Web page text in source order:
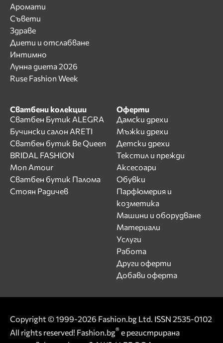
Аромати
Съвети
Здраве
Диети и отслабване
Интимно
Лунна диета 2026
Ruse Fashion Week
Сватбени колекции
Сватбен Бутик ALEGRA
Бучински салон ARETI
Сватбен бутик Be Queen
BRIDAL FASHION
Mon Amour
Сватбен бутик Палома
Стоян Радичев
Оферти
Дамски дрехи
Мъжки дрехи
Детски дрехи
Текстил и прежди
Аксесоари
Обувки
Парфюмерия и
козметика
Машини и оборудване
Материали
Услуги
Работа
Други оферти
Добави оферта
Copyright © 1999-2026 Fashion.bg Ltd. ISSN 2535-0102
All rights reserved! Fashion.bg® е регистрирана